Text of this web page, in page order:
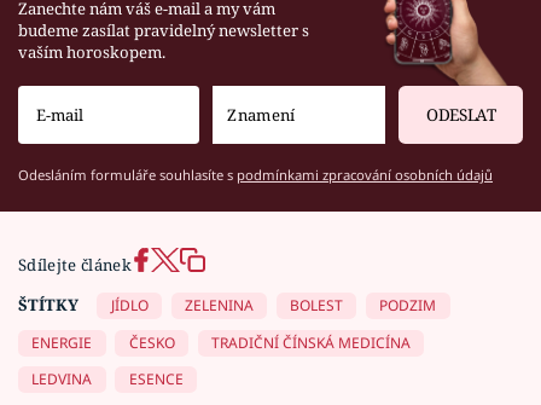
Zanechte nám váš e-mail a my vám
budeme zasílat pravidelný newsletter s
vaším horoskopem.
ODESLAT
Odesláním formuláře souhlasíte s podmínkami zpracování osobních údajů
Sdílejte článek
ŠTÍTKY
JÍDLO ZELENINA BOLEST
PODZIM
ENERGIE
ČESKO
TRADIČNÍ ČÍNSKÁ MEDICÍNA
LEDVINA
ESENCE